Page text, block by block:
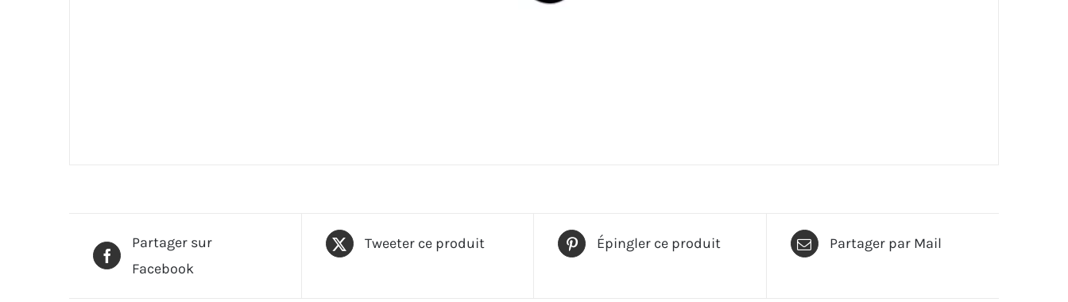
Partager sur
Facebook
Tweeter ce produit Épingler ce produit Partager par Mail